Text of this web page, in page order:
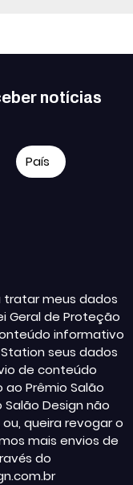
notícias
tratar meus dados
Geral de Proteção
informativo
seus dados
de conteúdo
Prêmio Salão
Design não
queira revogar o
mais envios de
do